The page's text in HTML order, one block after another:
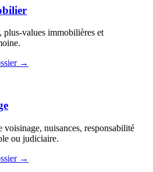
plus-values immobilières et
→
voisinage, nuisances, responsabilité
ou judiciaire.
→